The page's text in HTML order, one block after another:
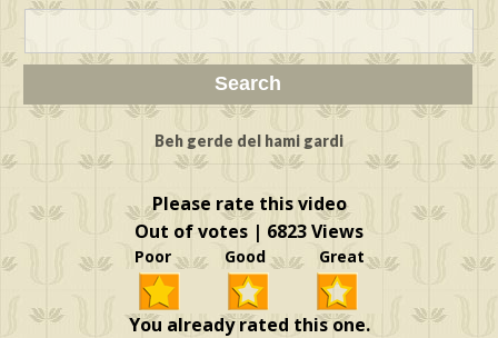
Beh gerde del hami gardi
Please rate this video
Out of votes | 6823 Views
Poor Good Great
You already rated this one.